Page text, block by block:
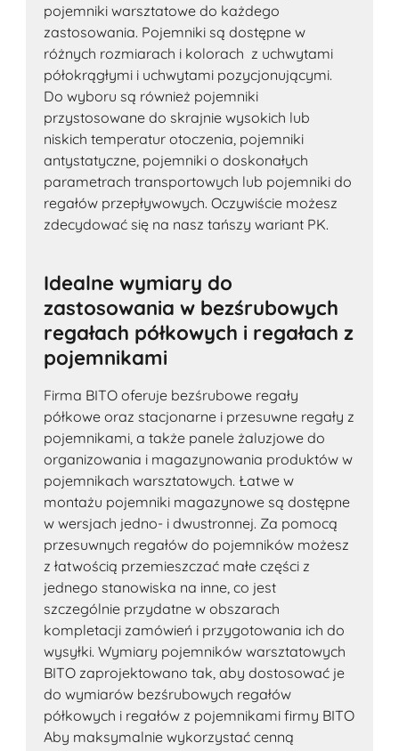
pojemniki warsztatowe do każdego
zastosowania. Pojemniki są dostępne w
różnych rozmiarach i kolorach z uchwytami
półokrągłymi i uchwytami pozycjonującymi.
Do wyboru są również pojemniki
przystosowane do skrajnie wysokich lub
niskich temperatur otoczenia, pojemniki
antystatyczne, pojemniki o doskonałych
parametrach transportowych lub pojemniki do
regałów przepływowych. Oczywiście możesz
zdecydować się na nasz tańszy wariant PK.
Idealne wymiary do
zastosowania w bezśrubowych
regałach półkowych i regałach z
pojemnikami
Firma BITO oferuje bezśrubowe regały
półkowe oraz stacjonarne i przesuwne regały z
pojemnikami, a także panele żaluzjowe do
organizowania i magazynowania produktów w
pojemnikach warsztatowych. Łatwe w
montażu pojemniki magazynowe są dostępne
w wersjach jedno- i dwustronnej. Za pomocą
przesuwnych regałów do pojemników możesz
z łatwością przemieszczać małe części z
jednego stanowiska na inne, co jest
szczególnie przydatne w obszarach
kompletacji zamówień i przygotowania ich do
wysyłki. Wymiary pojemników warsztatowych
BITO zaprojektowano tak, aby dostosować je
do wymiarów bezśrubowych regałów
półkowych i regałów z pojemnikami firmy BITO
Aby maksymalnie wykorzystać cenną